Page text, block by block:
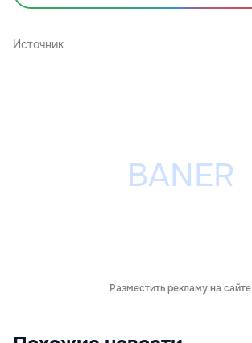
Источник
Разместить рекламу на сайте